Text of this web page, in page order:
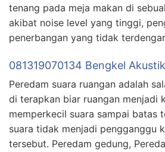
tenang pada meja makan di
akibat noise level yang tinggi,
penerbangan yang tidak
081319070134 Bengkel
Peredam suara ruangan adalah
di terapkan biar ruangan menjadi
memperkecil suara sampai batas
suara tidak menjadi pengganggu
tersebut. Peredam gedung,